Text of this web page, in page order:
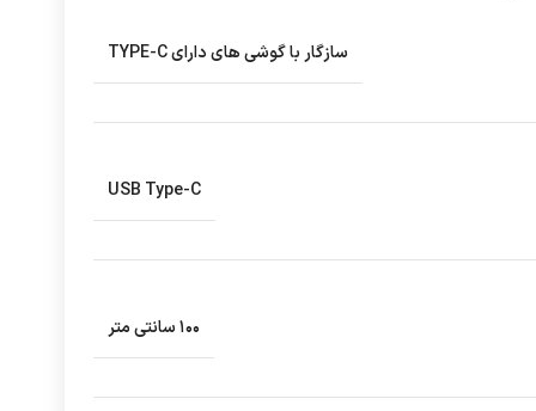
سازگار با گوشی های دارای TYPE-C
USB Type-C
۱۰۰ سانتی متر